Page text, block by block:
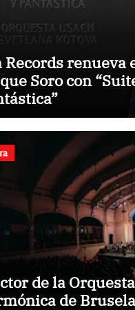
Records renueva
Soro con
de la Orquesta
de